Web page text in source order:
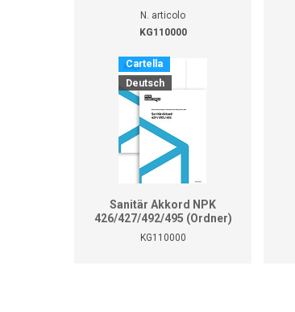
N. articolo
KG110000
Cartella
Deutsch
Sanitär Akkord NPK
426/427/492/495 (Ordner)
KG110000